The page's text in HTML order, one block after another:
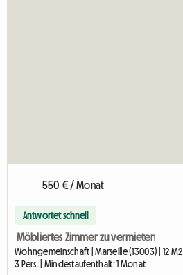
550 € / Monat
Antwortet schnell
Möbliertes Zimmer zu vermieten
Wohngemeinschaft | Marseille (13003) | 12 M2
3 Pers. | Mindestaufenthalt: 1 Monat